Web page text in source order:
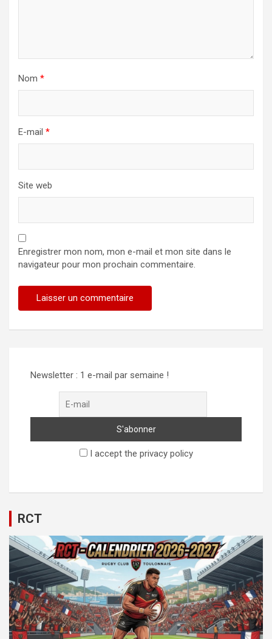
Nom *
E-mail *
Site web
Enregistrer mon nom, mon e-mail et mon site dans le
navigateur pour mon prochain commentaire.
Newsletter : 1 e-mail par semaine !
I accept the privacy policy
RCT